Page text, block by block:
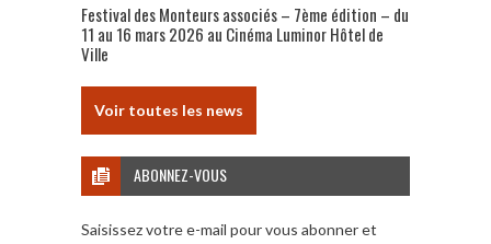
Festival des Monteurs associés – 7ème édition – du
11 au 16 mars 2026 au Cinéma Luminor Hôtel de
Ville
Voir toutes les news
ABONNEZ-VOUS
Saisissez votre e-mail pour vous abonner et